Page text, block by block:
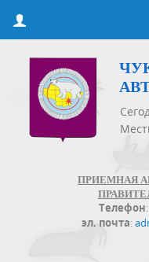
ПРИЕМНАЯ
Телефон
эл. почта: